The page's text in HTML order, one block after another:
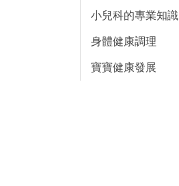
小兒科的專業知識
身體健康調理
寶寶健康發展